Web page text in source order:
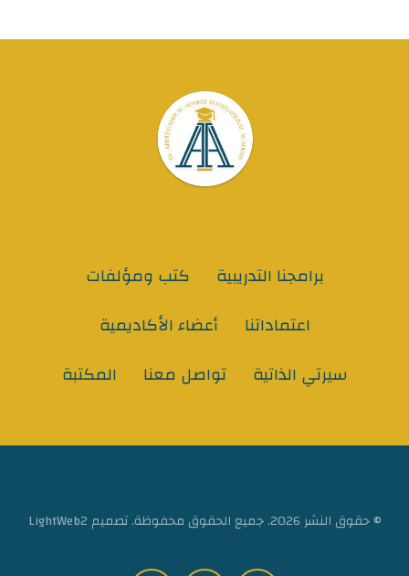
برامجنا التدريبية
كتب ومؤلفات
اعتماداتنا
أعضاء الأكاديمية
سيرتي الذاتية
تواصل معنا المكتبة
© حقوق النشر 2026. جميع الحقوق محفوظة. تصميم LightWeb2